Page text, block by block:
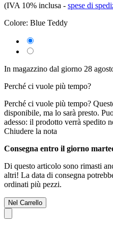
(IVA 10% inclusa - spese di
Colore: Blue Teddy
In magazzino dal giorno 28
Perché ci vuole più tempo?
Perché ci vuole più tempo?
disponibile, ma lo sarà presto.
adesso: il prodotto verrà spedito
Chiudere la nota
Consegna entro il giorno
Di questo articolo sono rimasti
altri! La data di consegna
ordinati più pezzi.
Nel Carrello